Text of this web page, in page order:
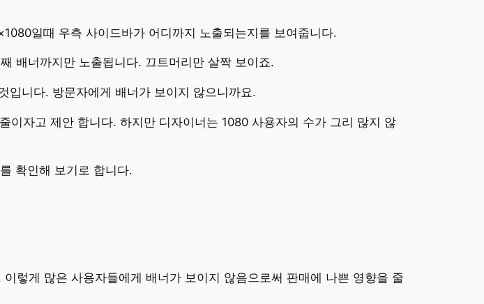
일때 우측 사이드바가 어디까지 노출되는지를 보여줍니다.
배너까지만 노출됩니다. 끄트머리만 살짝 보이죠.
입니다. 방문자에게 배너가 보이지 않으니까요.
이자고 제안 합니다. 하지만 디자이너는 1080 사용자의 수가 그리 많지 않
확인해 보기로 합니다.
렇게 많은 사용자들에게 배너가 보이지 않음으로써 판매에 나쁜 영향을 줄